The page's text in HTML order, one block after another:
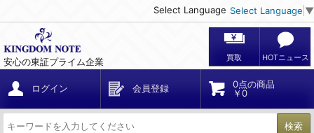
Select Language Select Language ▼
安心の東証プライム企業 買取 HOTニュース
ログイン 会員登録
0点の商品
￥0
検索